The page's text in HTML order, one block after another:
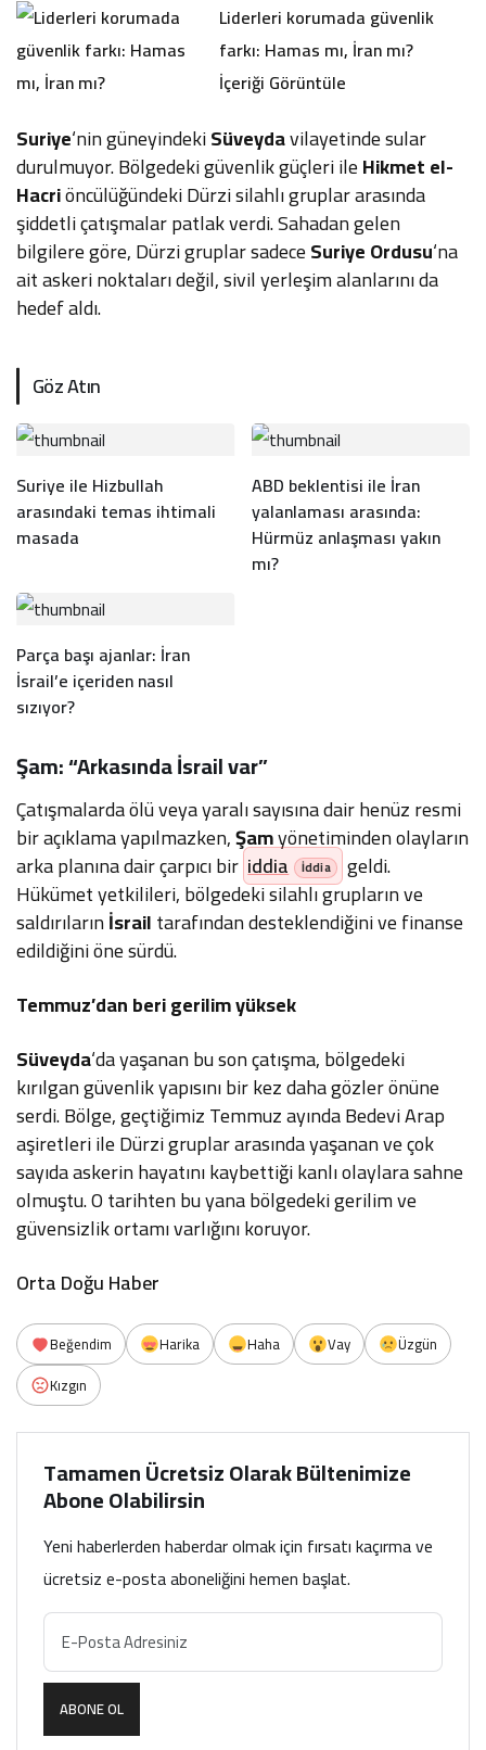
Yol Durumu
Fikstür
Liderleri korumada güvenlik
farkı: Hamas mı, İran mı?
İçeriği Görüntüle
Suriye‘nin güneyindekiSüveydavilayetinde sular
durulmuyor. Bölgedeki güvenlik güçleri ileHikmet el-
Hacriöncülüğündeki Dürzi silahlı gruplar arasında
şiddetli çatışmalar patlak verdi. Sahadan gelen
bilgilere göre, Dürzi gruplar sadeceSuriye Ordusu‘na
ait askeri noktaları değil, sivil yerleşim alanlarını da
hedef aldı.
Göz Atın
Suriye ile Hizbullah
arasındaki temas ihtimali
masada
ABD beklentisi ile İran
yalanlaması arasında:
Hürmüz anlaşması yakın
mı?
Parça başı ajanlar: İran
İsrail’e içeriden nasıl
sızıyor?
Şam: “Arkasında İsrail var”
Çatışmalarda ölü veya yaralı sayısına dair henüz resmi
bir açıklama yapılmazken,Şamyönetiminden olayların
arka planına dair çarpıcı bir iddia geldi.
Hükümet yetkilileri, bölgedeki silahlı grupların ve
saldırılarınİsrailtarafından desteklendiğini ve finanse
edildiğini öne sürdü.
Temmuz’dan beri gerilim yüksek
Süveyda‘da yaşanan bu son çatışma, bölgedeki
kırılgan güvenlik yapısını bir kez daha gözler önüne
serdi. Bölge, geçtiğimiz Temmuz ayında Bedevi Arap
aşiretleri ile Dürzi gruplar arasında yaşanan ve çok
sayıda askerin hayatını kaybettiği kanlı olaylara sahne
olmuştu. O tarihten bu yana bölgedeki gerilim ve
güvensizlik ortamı varlığını koruyor.
Orta Doğu Haber
Beğendim Harika Haha Vay
Üzgün
Kızgın
Tamamen Ücretsiz Olarak Bültenimize
Abone Olabilirsin
Yeni haberlerden haberdar olmak için fırsatı kaçırma ve
ücretsiz e-posta aboneliğini hemen başlat.
ABONE OL